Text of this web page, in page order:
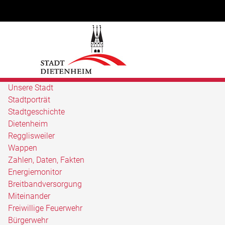
Unsere Stadt
Stadtporträt
Stadtgeschichte
Dietenheim
Regglisweiler
Wappen
Zahlen, Daten, Fakten
Energiemonitor
Breitbandversorgung
Miteinander
Freiwillige Feuerwehr
Bürgerwehr